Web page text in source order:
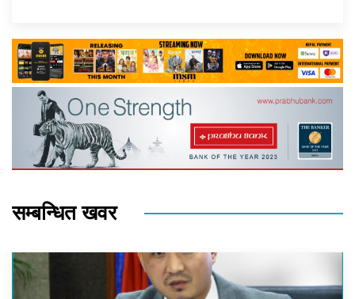
सम्बन्धित खवर